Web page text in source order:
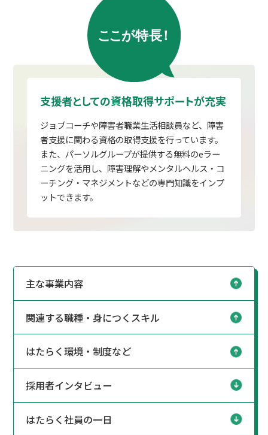
支援者としての資格取得サポートが充実
ジョブコーチや障害者職業生活相談員など、障害
者支援に関わる資格の取得支援を行っています。
また、パーソルグループが提供する無料のeラー
ニングを活用し、障害理解やメンタルヘルス・コ
ーチング・マネジメントなどの専門知識をインプ
ットできます。
主な事業内容
関連する職種・身につくスキル
はたらく環境・制度など
採用者インタビュー
はたらく社員の一日